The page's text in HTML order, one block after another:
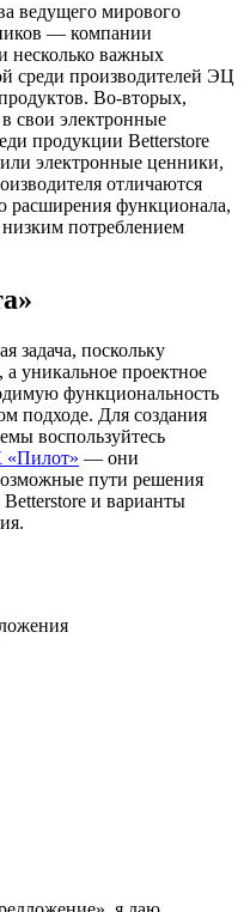
ведущего мирового
— компании
несколько важных
среди производителей ЭЦ
Во-вторых,
свои электронные
продукции Betterstore
электронные ценники,
отличаются
расширения функционала,
потреблением
задача, поскольку
а уникальное проектное
функциональность
подходе. Для создания
воспользуйтесь
«Пилот» — они
пути решения
и варианты